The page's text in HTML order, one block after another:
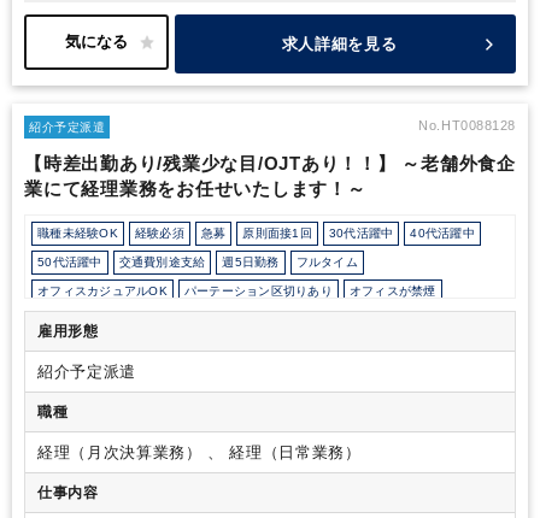
わからないところはしっかりと教えていただけるので安心してお仕
事していただけます
・会計ソフト（弥生会計）を使用した入力業
であれば問題なくご対応いただけます◎
求人詳細を見る
紹介予定派遣 No.HT0088128
【時差出勤あり/残業少な目/OJTあり！！】 ～老舗外食企
業にて経理業務をお任せいたします！～
職種未経験OK 経験必須 急募 原則面接1回 30代活躍中 40代活躍中
50代活躍中 交通費別途支給 週5日勤務 フルタイム
オフィスカジュアルOK パーテーション区切りあり オフィスが禁煙
少人数の職場（所属部門の人数3人以下） ルーティンワークがメイン
教育環境が充実
業界知識・専門用語等のOJT
英語力不要
雇用形態
紹介予定派遣
職種
経理（月次決算業務） 、 経理（日常業務）
仕事内容